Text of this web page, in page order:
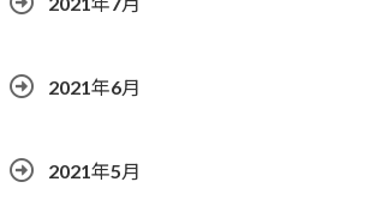
2021年6月
2021年5月